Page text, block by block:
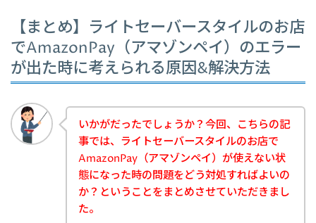
【まとめ】ライトセーバースタイルのお店
でAmazonPay（アマゾンペイ）のエラー
が出た時に考えられる原因&解決方法
いかがだったでしょうか？今回、こちらの記
事では、ライトセーバースタイルのお店で
AmazonPay（アマゾンペイ）が使えない状
態になった時の問題をどう対処すればよいの
か？ということをまとめさせていただきまし
た。